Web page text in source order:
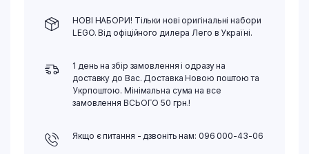
НОВІ НАБОРИ! Тільки нові оригінальні набори
LEGO. Від офіційного дилера Лего в Україні.
1 день на збір замовлення і одразу на
доставку до Вас. Доставка Новою поштою та
Укрпоштою. Мінімальна сума на все
замовлення ВСЬОГО 50 грн.!
Якщо є питання - дзвоніть нам: 096 000-43-06